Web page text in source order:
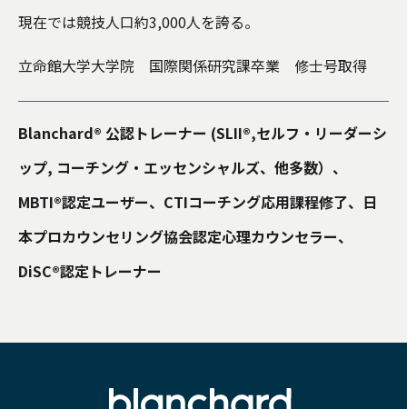
現在では競技人口約3,000人を誇る。
立命館大学大学院 国際関係研究課卒業 修士号取得
Blanchard® 公認トレーナー (SLII®,セルフ・リーダーシ
ップ, コーチング・エッセンシャルズ、他多数）、
MBTI®認定ユーザー、CTIコーチング応用課程修了、日
本プロカウンセリング協会認定心理カウンセラー、
DiSC®認定トレーナー